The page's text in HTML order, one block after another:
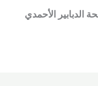
الدبابير الأحمدي